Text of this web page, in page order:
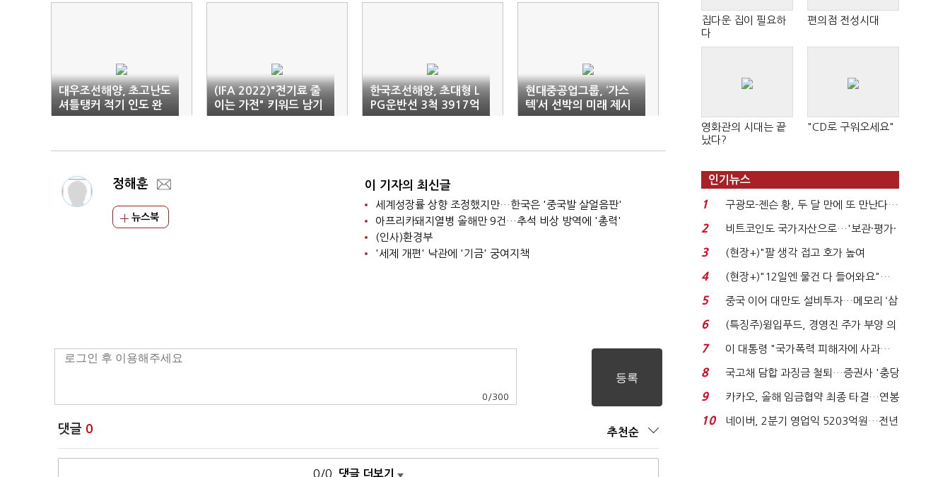
대우조선해양, 초고난도
셔틀탱커 적기 인도 완
료
(IFA 2022)"전기료 줄
이는 가전" 키워드 남기
고 폐막
한국조선해양, 초대형 L
PG운반선 3척 3917억
원에 수주
현대중공업그룹, ‘가스
텍’서 선박의 미래 제시
정해훈
뉴스북
이 기자의 최신글
세계성장률 상향 조정했지만…한국은 '중국발 살얼음판'
아프리카돼지열병 올해만 9건…추석 비상 방역에 '총력'
(인사)환경부
'세제 개편' 낙관에 '기금' 궁여지책
0 /300
댓글 0 추천순
0/0 댓글 더보기
집다운 집이 필요하
다
편의점 전성시대
영화관의 시대는 끝
났다?
"CD로 구워오세요"
인기뉴스
1
구광모-젠슨 황, 두 달 만에 또 만난다…
로봇·AI 등 논...
2
비트코인도 국가자산으로…'보관·평가·
처분' 기준은 ...
3
(현장+)"팔 생각 접고 호가 높여
요"…'덜 똘똘한 한 채' 20...
4
(현장+)"12일엔 물건 다 들어와요"…
빈 매대 채우며 문 연 ...
5
중국 이어 대만도 설비투자…메모리 ‘삼
국전쟁’
6
(특징주)윙입푸드, 경영진 주가 부양 의
지에 상한가...
7
이 대통령 "국가폭력 피해자에 사과…
적극적 조사로 진...
8
국고채 담합 과징금 철퇴…증권사 '충당
금 폭탄' 우려...
9
카카오, 올해 임금협약 최종 타결…연봉
6.3% 인상·격려...
10
네이버, 2분기 영업익 5203억원…전년